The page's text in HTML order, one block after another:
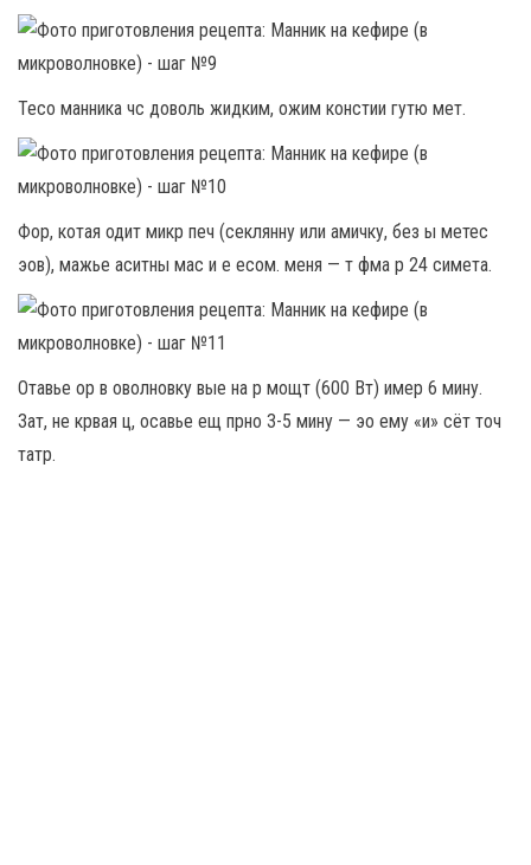
Тесо манника чс доволь жидким, ожим констии гутю мет.
Фор, котая одит микр печ (секлянну или амичку, без ы метес
эов), мажье аситны мас и е есом. меня — т фма р 24 симета.
Отавье ор в оволновку вые на р мощт (600 Вт) имер 6 мину.
Зат, не крвая ц, осавье ещ прно 3-5 мину — эо ему «и» сёт точ
татр.